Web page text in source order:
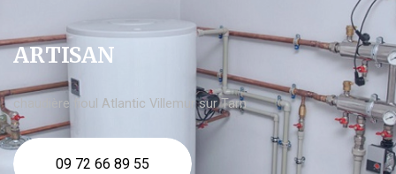
ARTISAN
chaudière fioul Atlantic Villemur sur Tarn
09 72 66 89 55